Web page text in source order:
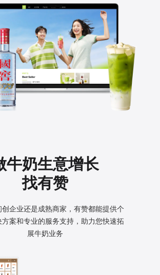
牛奶生意增长
找有赞
企业还是成熟商家，有赞都能提供个
方案和专业的服务支持，助力您快速拓
展牛奶业务